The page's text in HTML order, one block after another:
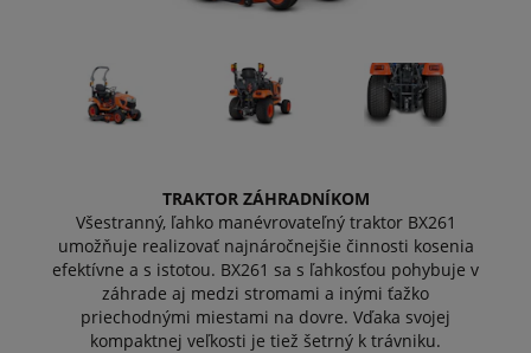
TRAKTOR ZÁHRADNÍKOM
Všestranný, ľahko manévrovateľný traktor BX261
umožňuje realizovať najnáročnejšie činnosti kosenia
efektívne a s istotou. BX261 sa s ľahkosťou pohybuje v
záhrade aj medzi stromami a inými ťažko
priechodnými miestami na dovre. Vďaka svojej
kompaktnej veľkosti je tiež šetrný k trávniku.